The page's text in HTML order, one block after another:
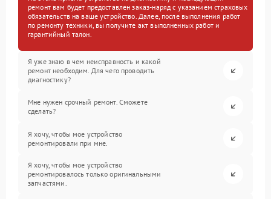
ремонт вам будет предоставлен заказ-наряд с указанием страховых
обязательств на ваше устройство. Далее, после выполнения работ
по ремонту техники, вы получите акт выполненных работ и
гарантийный талон.
Я уже знаю в чем неисправность и какой
ремонт необходим. Для чего проводить
диагностику?
Мне нужен срочный ремонт. Сможете
сделать?
Я хочу, чтобы мое устройство
ремонтировали при мне.
Я хочу, чтобы мое устройство
ремонтировалось только оригинальными
запчастями.